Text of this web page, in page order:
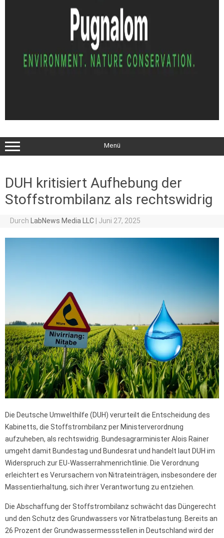
Menü
DUH kritisiert Aufhebung der
Stoffstrombilanz als rechtswidrig
Durch LabNews Media LLC Juni 27, 2025
Die Deutsche Umwelthilfe (DUH) verurteilt die Entscheidung des
Kabinetts, die Stoffstrombilanz per Ministerverordnung
aufzuheben, als rechtswidrig. Bundesagrarminister Alois Rainer
umgeht damit Bundestag und Bundesrat und handelt laut DUH im
Widerspruch zur EU-Wasserrahmenrichtlinie. Die Verordnung
erleichtert es Verursachern von Nitrateinträgen, insbesondere der
Massentierhaltung, sich ihrer Verantwortung zu entziehen.
Die Abschaffung der Stoffstrombilanz schwächt das Düngerecht
und den Schutz des Grundwassers vor Nitratbelastung. Bereits an
26 Prozent der Grundwassermessstellen in Deutschland wird der